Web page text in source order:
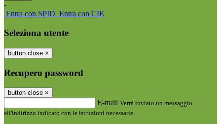
-
Entra con SPID Entra con CIE
Seleziona utente
button close ×
Recupero password
button close ×
E-mail Verrà inviato un messaggio
all'indirizzo indicato con le istruzioni necessarie.